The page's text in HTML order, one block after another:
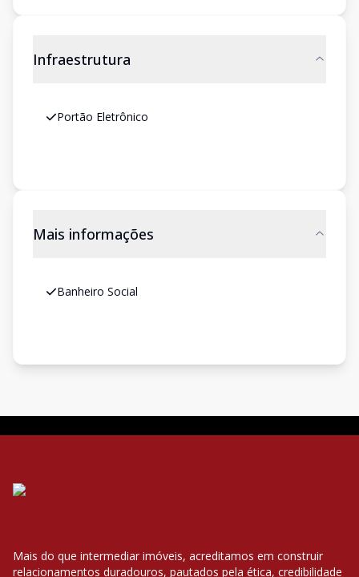
Infraestrutura
Portão Eletrônico
Mais informações
Banheiro Social
Mais do que intermediar imóveis, acreditamos em construir
relacionamentos duradouros, pautados pela ética, credibilidade